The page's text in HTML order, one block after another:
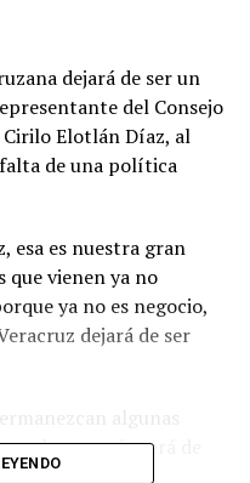
dejará de ser un
del Consejo
Cirilo Elotlán Díaz, al
falta de una política
esa es nuestra gran
que vienen ya no
ya no es negocio,
dejará de ser
algunas
la mayoría será de